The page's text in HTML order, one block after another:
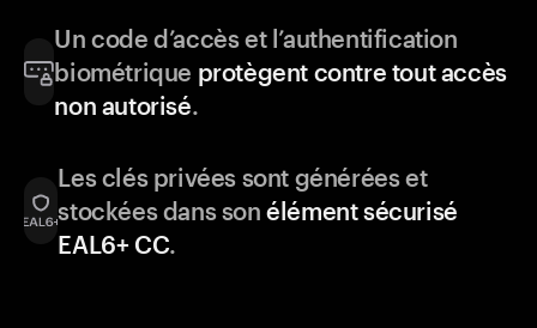
Un code d’accès et l’authentification
biométrique protègent contre tout accès
non autorisé.
Les clés privées sont générées et
stockées dans sonélément sécurisé
EAL6+ CC.